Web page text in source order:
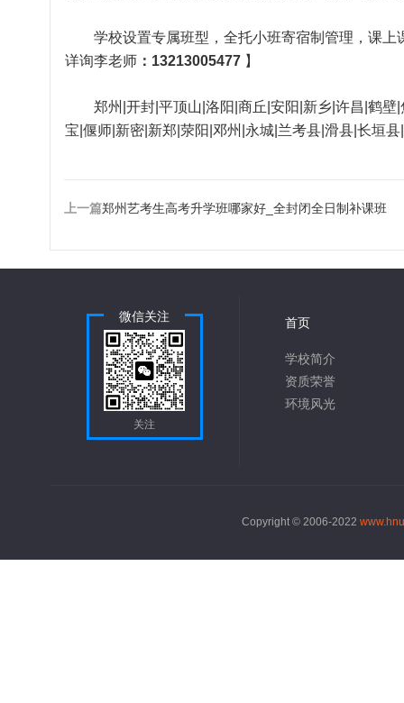
学校设置专属班型，全托小班寄宿制管理，课上
详询李老师 ：13213005477 】
郑州|开封|平顶山|洛阳|商丘|安阳|新乡|许昌|鹤壁|
宝|偃师|新密|新郑|荥阳|邓州|永城|兰考县|滑县|长垣
上一篇郑州艺考生高考升学班哪家好_全封闭全日制补课班
微信关注
关注
首页
学校简介
资质荣誉
环境风光
Copyright © 2006-2022